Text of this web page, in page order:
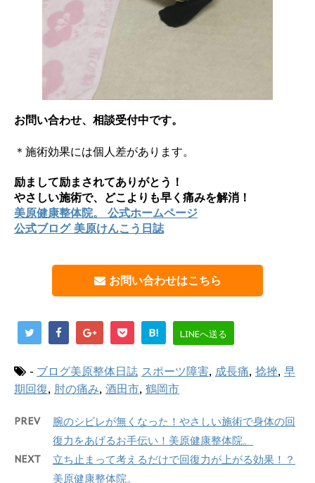
お問い合わせ、相談受付中です。
＊施術効果には個人差があります。
励まして励まされてありがとう！
やさしい施術で、どこよりも早く痛みを解消！
美原健康整体院。 公式ホームページ
公式ブログ 美原けんこう日誌
お問い合わせはこちら
B! LINEへ送る
- ブログ美原整体日誌 スポーツ障害, 成長痛, 捻挫, 早
期回復, 肘の痛み, 酒田市, 鶴岡市
PREV
腕のシビレが無くなった！やさしい施術で身体の回
復力をあげるお手伝い！美原健康整体院。
NEXT
立ち止まって考えるだけで回復力が上がる効果！？
美原健康整体院。